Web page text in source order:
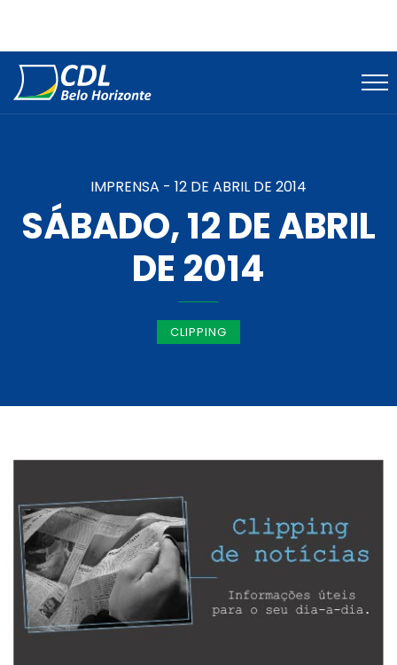
IMPRENSA - 12 DE ABRIL DE 2014
SÁBADO, 12 DE ABRIL
DE 2014
CLIPPING